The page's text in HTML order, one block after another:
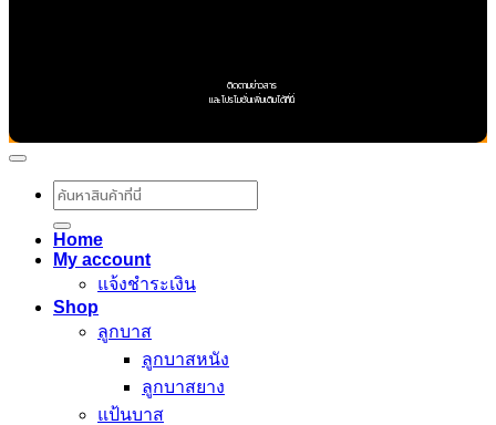
ติดตามข่าวสาร
และโปรโมชั่นเพิ่มเติมได้ที่นี่
ค้นหา:
Home
My account
แจ้งชำระเงิน
Shop
ลูกบาส
ลูกบาสหนัง
ลูกบาสยาง
แป้นบาส